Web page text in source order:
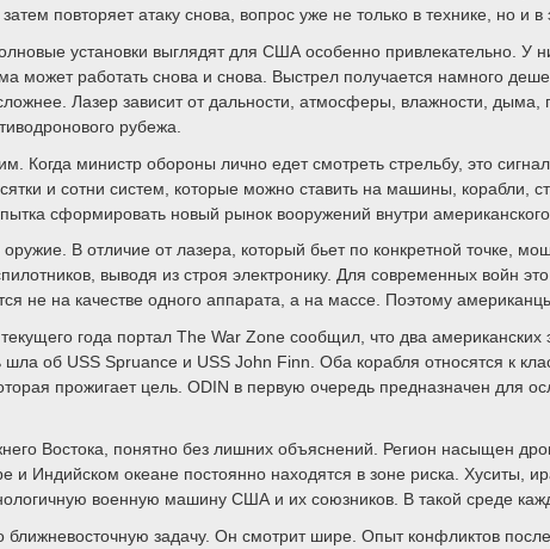
повторяет атаку снова, вопрос уже не только в технике, но и в
установки выглядят для США особенно привлекательно. У
может работать снова и снова. Выстрел получается намного
Лазер зависит от дальности, атмосферы, влажности,
рубежа.
Когда министр обороны лично едет смотреть стрельбу, это
и сотни систем, которые можно ставить на машины,
сформировать новый рынок вооружений внутри
В отличие от лазера, который бьет по конкретной точке,
выводя из строя электронику. Для современных войн
не на качестве одного аппарата, а на массе. Поэтому
года портал The War Zone сообщил, что два
об USS Spruance и USS John Finn. Оба корабля относятся к
прожигает цель. ODIN в первую очередь предназначен для
Востока, понятно без лишних объяснений. Регион насыщен
Индийском океане постоянно находятся в зоне риска. Хуситы,
военную машину США и их союзников. В такой среде
задачу. Он смотрит шире. Опыт конфликтов